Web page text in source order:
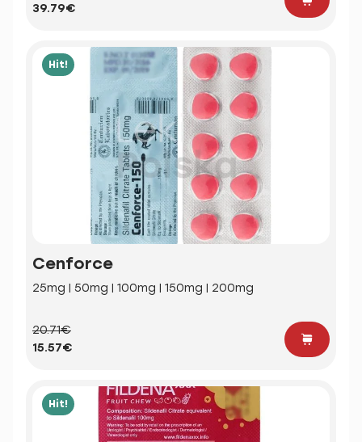
39.79€
Hit!
Cenforce
25mg | 50mg | 100mg | 150mg | 200mg
20.71€
15.57€
Hit!